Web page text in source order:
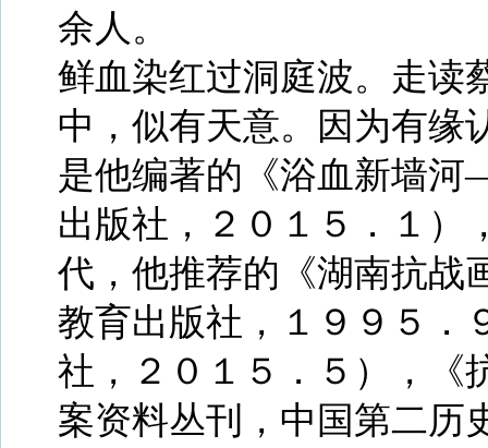
余人。
鲜血染红过洞庭波。走读
中，似有天意。因为有缘
是他编著的《浴血新墙
出版社，２０１５．１）
代，他推荐的《湖南抗战
教育出版社，１９９５．
社，２０１５．５），《
案资料丛刊，中国第二历